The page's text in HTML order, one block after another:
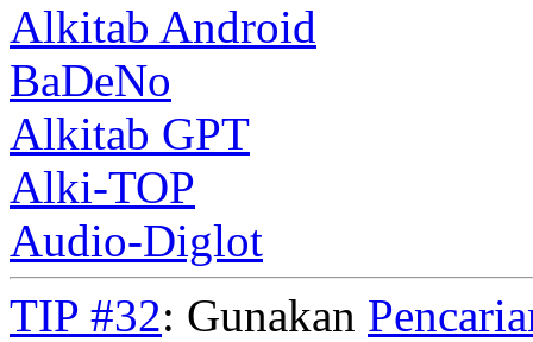
Alkitab Android
BaDeNo
Alkitab GPT
Alki-TOP
Audio-Diglot
TIP #32: Gunakan